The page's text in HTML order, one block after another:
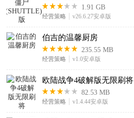
1.91 GB
经营策略 v26.6.27安卓版
伯吉的温馨厨房
235.55 MB
经营策略 v1.0安卓版
欧陆战争4破解版无限刷将
82.53 MB
经营策略 v1.4.44安卓版